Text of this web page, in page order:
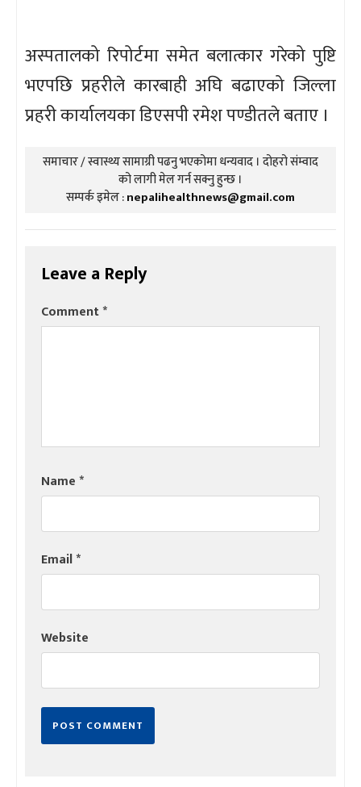
अस्पतालको रिपोर्टमा समेत बलात्कार गरेको पुष्टि
भएपछि प्रहरीले कारबाही अघि बढाएको जिल्ला
प्रहरी कार्यालयका डिएसपी रमेश पण्डीतले बताए ।
समाचार / स्वास्थ्य सामाग्री पढनु भएकोमा धन्यवाद । दोहरो संम्वाद
को लागी मेल गर्न सक्नु हुन्छ ।
सम्पर्क इमेल :nepalihealthnews@gmail.com
Leave a Reply
Comment*
Name*
Email*
Website